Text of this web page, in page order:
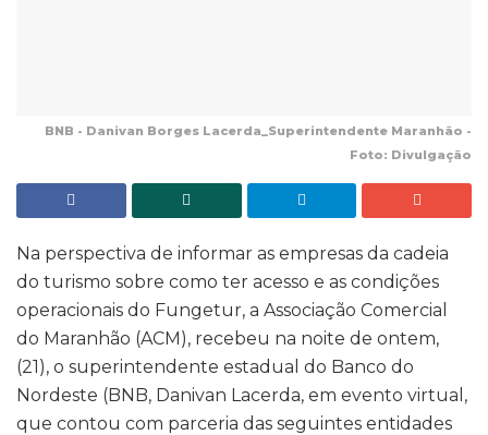
BNB - Danivan Borges Lacerda_Superintendente Maranhão -
Foto: Divulgação
Na perspectiva de informar as empresas da cadeia
do turismo sobre como ter acesso e as condições
operacionais do Fungetur, a Associação Comercial
do Maranhão (ACM), recebeu na noite de ontem,
(21), o superintendente estadual do Banco do
Nordeste (BNB, Danivan Lacerda, em evento virtual,
que contou com parceria das seguintes entidades